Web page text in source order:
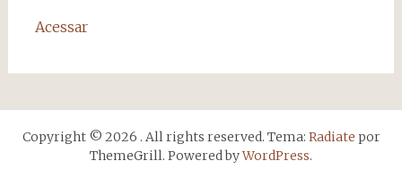
Acessar
Copyright © 2026 . All rights reserved. Tema: Radiate por
ThemeGrill. Powered byWordPress.